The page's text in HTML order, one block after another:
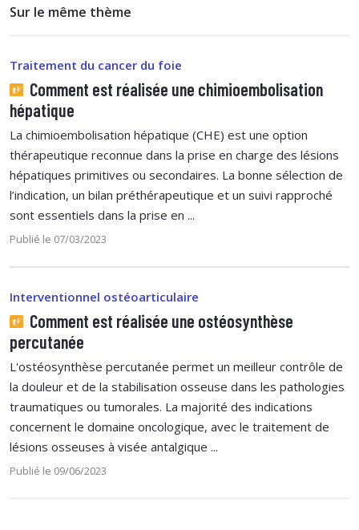
Sur le même thème
Traitement du cancer du foie
Comment est réalisée une chimioembolisation
hépatique
La chimioembolisation hépatique (CHE) est une option
thérapeutique reconnue dans la prise en charge des lésions
hépatiques primitives ou secondaires. La bonne sélection de
l’indication, un bilan préthérapeutique et un suivi rapproché
sont essentiels dans la prise en ...
Publié le 07/03/2023
Interventionnel ostéoarticulaire
Comment est réalisée une ostéosynthèse
percutanée
L'ostéosynthèse percutanée permet un meilleur contrôle de
la douleur et de la stabilisation osseuse dans les pathologies
traumatiques ou tumorales. La majorité des indications
concernent le domaine oncologique, avec le traitement de
lésions osseuses à visée antalgique ...
Publié le 09/06/2023